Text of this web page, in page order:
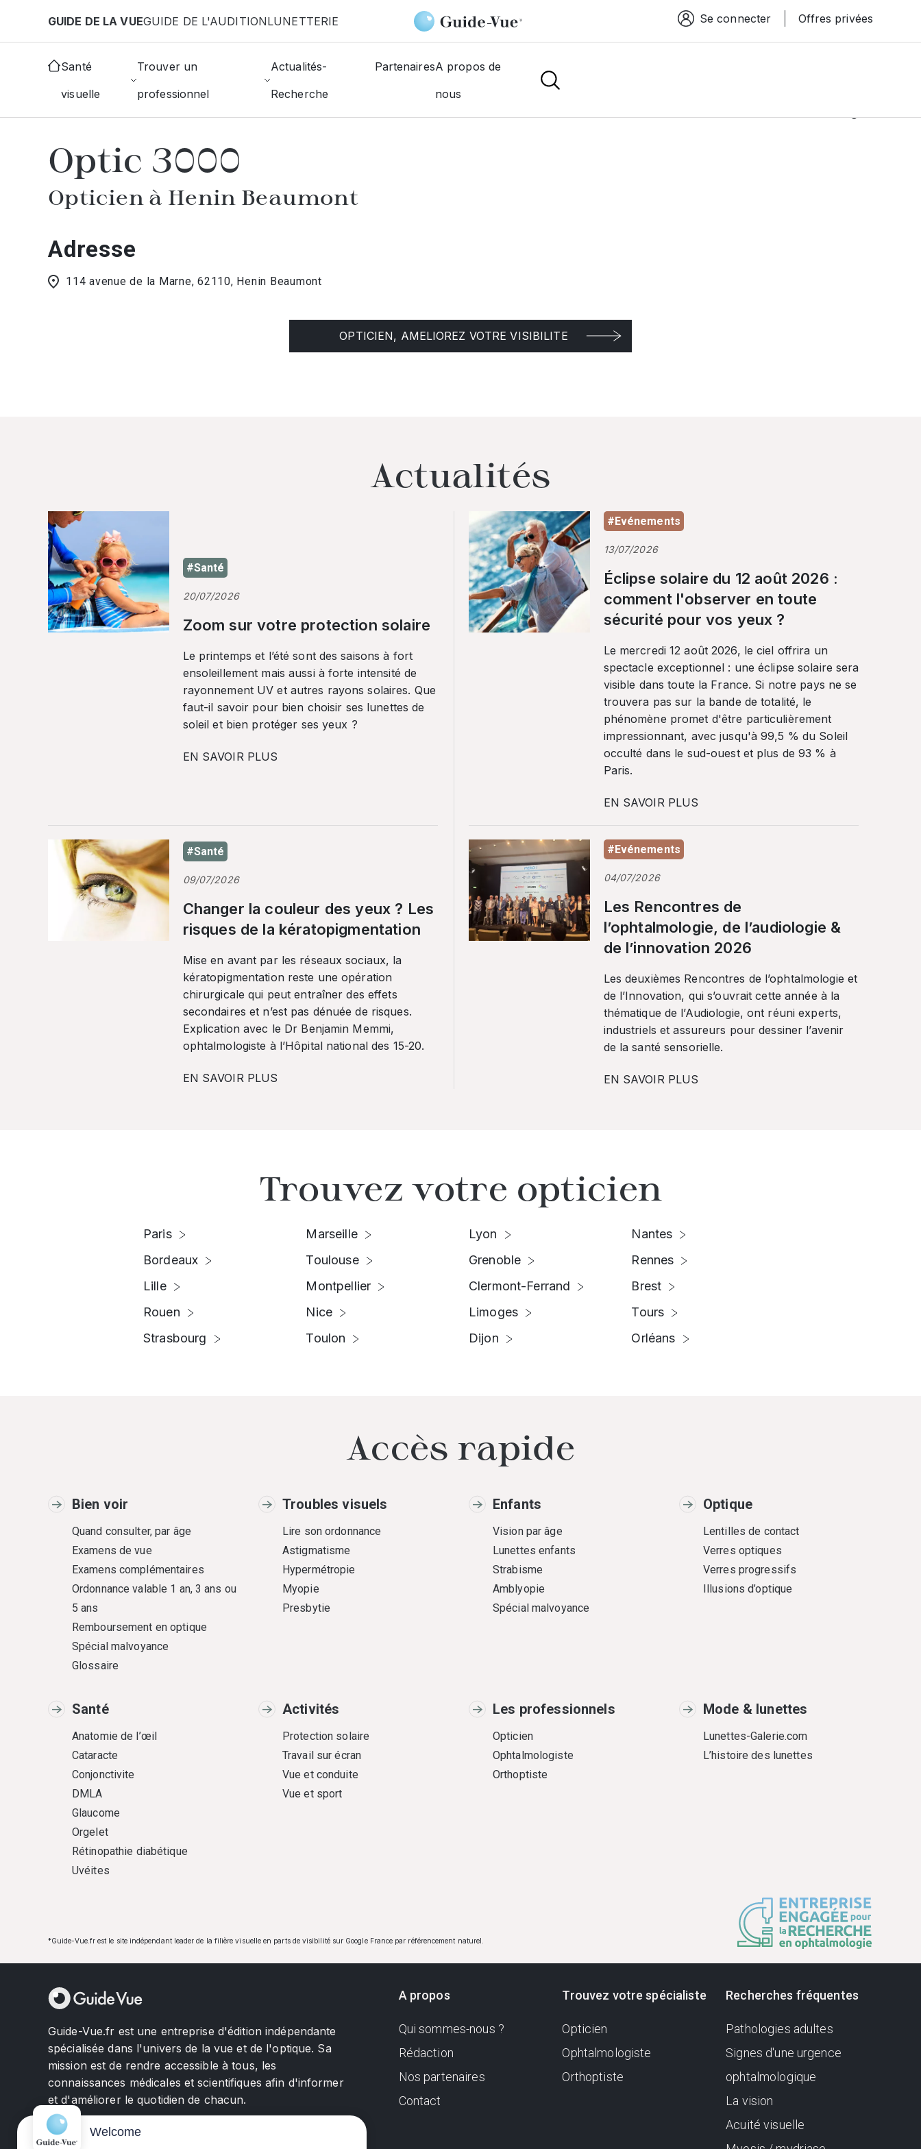
GUIDE DE LA VUEGUIDE DE L'AUDITIONLUNETTERIE Espace connexion
Se connecter Offres privées
Santé
visuelle
Trouver un
professionnel
Actualités-
Recherche
PartenairesA propos de
nous
Accueil Choisir mon opticien Henin-Beaumont Optic 3000
Optic 3000
Opticien à Henin Beaumont
Adresse
114 avenue de la Marne, 62110, Henin Beaumont
OPTICIEN, AMELIOREZ VOTRE VISIBILITE
Actualités
#Santé
20/07/2026
Zoom sur votre protection solaire
Le printemps et l’été sont des saisons à fort
ensoleillement mais aussi à forte intensité de
rayonnement UV et autres rayons solaires. Que
faut-il savoir pour bien choisir ses lunettes de
soleil et bien protéger ses yeux ?
EN SAVOIR PLUS
#Evénements
13/07/2026
Éclipse solaire du 12 août 2026 :
comment l'observer en toute
sécurité pour vos yeux ?
Le mercredi 12 août 2026, le ciel offrira un
spectacle exceptionnel : une éclipse solaire sera
visible dans toute la France. Si notre pays ne se
trouvera pas sur la bande de totalité, le
phénomène promet d'être particulièrement
impressionnant, avec jusqu'à 99,5 % du Soleil
occulté dans le sud-ouest et plus de 93 % à
Paris.
EN SAVOIR PLUS
#Santé
09/07/2026
Changer la couleur des yeux ? Les
risques de la kératopigmentation
Mise en avant par les réseaux sociaux, la
kératopigmentation reste une opération
chirurgicale qui peut entraîner des effets
secondaires et n’est pas dénuée de risques.
Explication avec le Dr Benjamin Memmi,
ophtalmologiste à l’Hôpital national des 15-20.
EN SAVOIR PLUS
#Evénements
04/07/2026
Les Rencontres de
l’ophtalmologie, de l’audiologie &
de l’innovation 2026
Les deuxièmes Rencontres de l’ophtalmologie et
de l’Innovation, qui s’ouvrait cette année à la
thématique de l’Audiologie, ont réuni experts,
industriels et assureurs pour dessiner l’avenir
de la santé sensorielle.
EN SAVOIR PLUS
Trouvez votre opticien
Paris
Bordeaux
Lille
Rouen
Strasbourg
Marseille
Toulouse
Montpellier
Nice
Toulon
Lyon
Grenoble
Clermont-Ferrand
Limoges
Dijon
Nantes
Rennes
Brest
Tours
Orléans
Accès rapide
Bien voir
Quand consulter, par âge
Examens de vue
Examens complémentaires
Ordonnance valable 1 an, 3 ans ou
5 ans
Remboursement en optique
Spécial malvoyance
Glossaire
Troubles visuels
Lire son ordonnance
Astigmatisme
Hypermétropie
Myopie
Presbytie
Enfants
Vision par âge
Lunettes enfants
Strabisme
Amblyopie
Spécial malvoyance
Optique
Lentilles de contact
Verres optiques
Verres progressifs
Illusions d’optique
Santé
Anatomie de l’œil
Cataracte
Conjonctivite
DMLA
Glaucome
Orgelet
Rétinopathie diabétique
Uvéites
Activités
Protection solaire
Travail sur écran
Vue et conduite
Vue et sport
Les professionnels
Opticien
Ophtalmologiste
Orthoptiste
Mode & lunettes
Lunettes-Galerie.com
L’histoire des lunettes
*Guide-Vue.fr est le site indépendant leader de la filière visuelle en parts de visibilité sur Google France par référencement naturel.
Guide-Vue.fr est une entreprise d'édition indépendante
spécialisée dans l'univers de la vue et de l'optique. Sa
mission est de rendre accessible à tous, les
connaissances médicales et scientifiques afin d'informer
et d'améliorer le quotidien de chacun.
A propos
Qui sommes-nous ?
Rédaction
Nos partenaires
Contact
Trouvez votre spécialiste
Opticien
Ophtalmologiste
Orthoptiste
Recherches fréquentes
Pathologies adultes
Signes d'une urgence
ophtalmologique
La vision
Acuité visuelle
Welcome